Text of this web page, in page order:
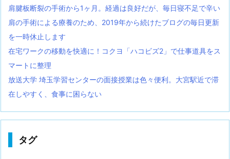
肩腱板断裂の手術から1ヶ月。経過は良好だが、毎日寝不足で辛い
肩の手術による療養のため、2019年から続けたブログの毎日更新
を一時休止します
在宅ワークの移動を快適に！コクヨ「ハコビズ2」で仕事道具をス
マートに整理
放送大学 埼玉学習センターの面接授業は色々便利。大宮駅近で滞
在しやすく、食事に困らない
タグ